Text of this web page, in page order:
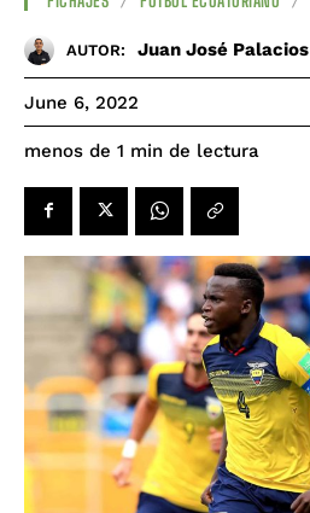
AUTOR: Juan José Palacios
June 6, 2022
menos de 1 min de lectura